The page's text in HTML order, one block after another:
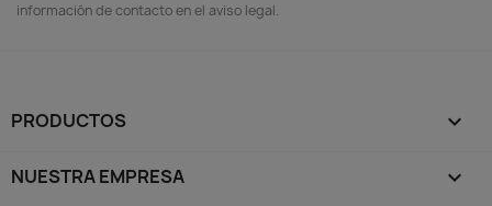
información de contacto en el aviso legal.
PRODUCTOS 
NUESTRA EMPRESA 